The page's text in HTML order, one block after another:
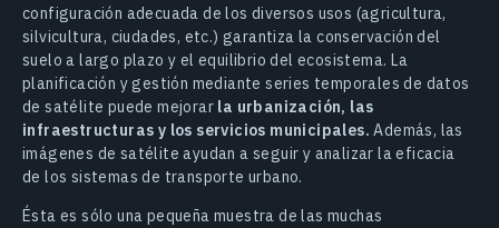
configuración adecuada de los diversos usos (agricultura,
silvicultura, ciudades, etc.) garantiza la conservación del
suelo a largo plazo y el equilibrio del ecosistema. La
planificación y gestión mediante series temporales de datos
de satélite puede mejorar la urbanización, las
infraestructuras y los servicios municipales. Además, las
imágenes de satélite ayudan a seguir y analizar la eficacia
de los sistemas de transporte urbano.
Ésta es sólo una pequeña muestra de las muchas